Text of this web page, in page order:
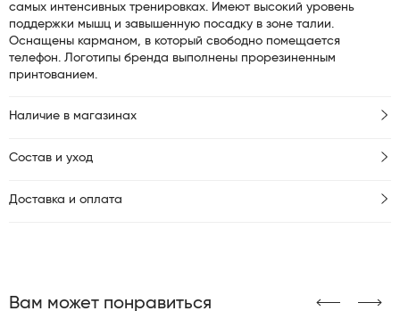
самых интенсивных тренировках. Имеют высокий уровень
поддержки мышц и завышенную посадку в зоне талии.
Оснащены карманом, в который свободно помещается
телефон. Логотипы бренда выполнены прорезиненным
принтованием.
Наличие в магазинах
Состав и уход
Доставка и оплата
Вам может понравиться